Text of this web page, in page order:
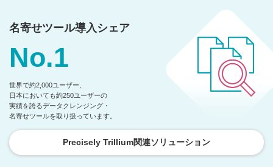
名寄せツール導入シェア
No.1
世界で約2,000ユーザー、
日本においても約250ユーザーの
実績を誇るデータクレンジング・
名寄せツールを取り扱っています。
Precisely Trillium関連ソリューション